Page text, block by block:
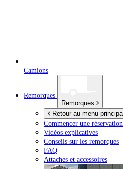
Camions
Remorques
Remorques
Retour au menu principal
Commencer une réservation
Vidéos explicatives
Conseils sur les remorques
FAQ
Attaches et accessoires